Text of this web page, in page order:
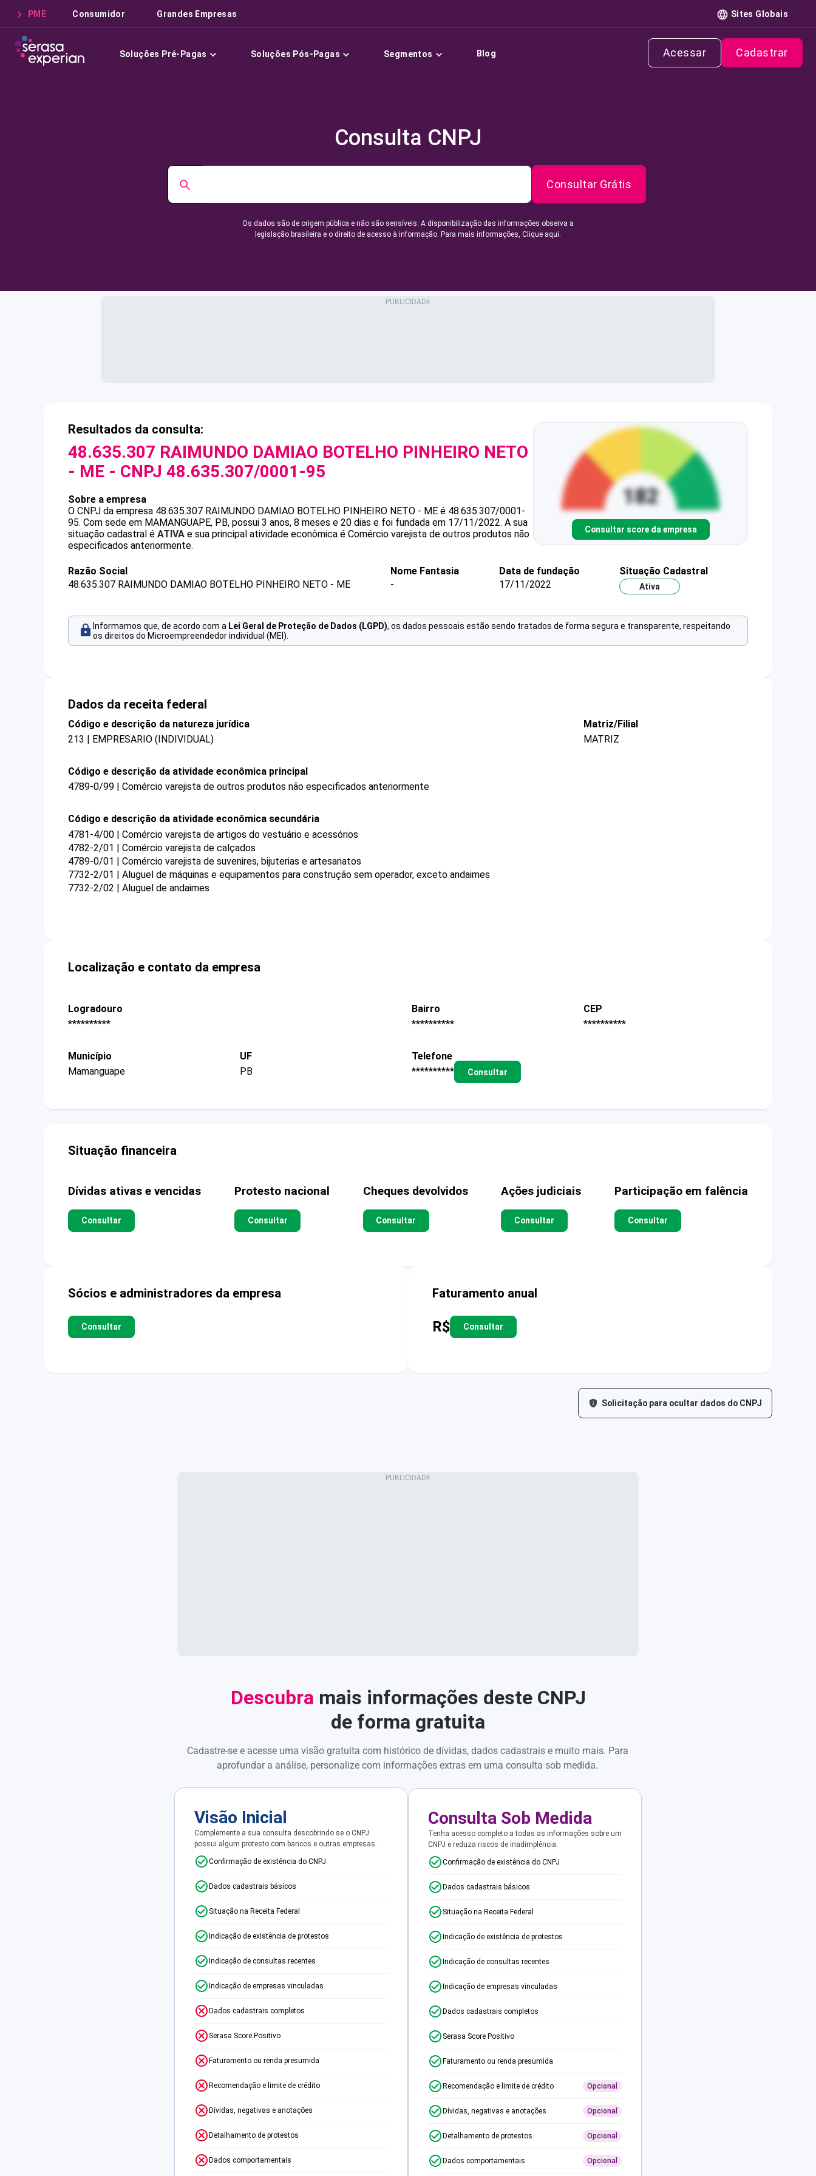
PME Consumidor Grandes Empresas Sites Globais
Soluções Pré-Pagas Soluções Pós-Pagas Segmentos Blog Acessar Cadastrar
Consulta CNPJ
Consultar Grátis
Os dados são de origem pública e não são sensíveis. A disponibilização das informações observa a
legislação brasileira e o direito de acesso à informação. Para mais informações, Clique aqui.
Resultados da consulta:
48.635.307 RAIMUNDO DAMIAO BOTELHO PINHEIRO NETO
- ME - CNPJ 48.635.307/0001-95
Sobre a empresa
O CNPJ da empresa 48.635.307 RAIMUNDO DAMIAO BOTELHO PINHEIRO NETO - ME é 48.635.307/0001-
95. Com sede em MAMANGUAPE, PB, possui 3 anos, 8 meses e 20 dias e foi fundada em 17/11/2022. A sua
situação cadastral é ATIVA e sua principal atividade econômica é Comércio varejista de outros produtos não
especificados anteriormente.
Consultar score da empresa
Razão Social
48.635.307 RAIMUNDO DAMIAO BOTELHO PINHEIRO NETO - ME
Nome Fantasia
-
Data de fundação
17/11/2022
Situação Cadastral
Ativa
Informamos que, de acordo com a Lei Geral de Proteção de Dados (LGPD), os dados pessoais estão sendo tratados de forma segura e transparente, respeitando
os direitos do Microempreendedor individual (MEI).
Dados da receita federal
Código e descrição da natureza jurídica
213 | EMPRESARIO (INDIVIDUAL)
Matriz/Filial
MATRIZ
Código e descrição da atividade econômica principal
4789-0/99 | Comércio varejista de outros produtos não especificados anteriormente
Código e descrição da atividade econômica secundária
4781-4/00 | Comércio varejista de artigos do vestuário e acessórios
4782-2/01 | Comércio varejista de calçados
4789-0/01 | Comércio varejista de suvenires, bijuterias e artesanatos
7732-2/01 | Aluguel de máquinas e equipamentos para construção sem operador, exceto andaimes
7732-2/02 | Aluguel de andaimes
Localização e contato da empresa
Logradouro
**********
Bairro
**********
CEP
**********
Município
Mamanguape
UF
PB
Telefone
**********
Consultar
Situação financeira
Dívidas ativas e vencidas
Consultar
Protesto nacional
Consultar
Cheques devolvidos
Consultar
Ações judiciais
Consultar
Participação em falência
Consultar
Sócios e administradores da empresa
Consultar
Faturamento anual
R$ Consultar
Solicitação para ocultar dados do CNPJ
Descubra mais informações deste CNPJ
de forma gratuita
Cadastre-se e acesse uma visão gratuita com histórico de dívidas, dados cadastrais e muito mais. Para
aprofundar a análise, personalize com informações extras em uma consulta sob medida.
Visão Inicial
Complemente a sua consulta descobrindo se o CNPJ
possui algum protesto com bancos e outras empresas.
Confirmação de existência do CNPJ
Dados cadastrais básicos
Situação na Receita Federal
Indicação de existência de protestos
Indicação de consultas recentes
Indicação de empresas vinculadas
Dados cadastrais completos
Serasa Score Positivo
Faturamento ou renda presumida
Recomendação e limite de crédito
Dívidas, negativas e anotações
Detalhamento de protestos
Dados comportamentais
Consulta Sob Medida
Tenha acesso completo a todas as informações sobre um
CNPJ e reduza riscos de inadimplência.
Confirmação de existência do CNPJ
Dados cadastrais básicos
Situação na Receita Federal
Indicação de existência de protestos
Indicação de consultas recentes
Indicação de empresas vinculadas
Dados cadastrais completos
Serasa Score Positivo
Faturamento ou renda presumida
Recomendação e limite de crédito Opcional
Dívidas, negativas e anotações Opcional
Detalhamento de protestos Opcional
Dados comportamentais Opcional